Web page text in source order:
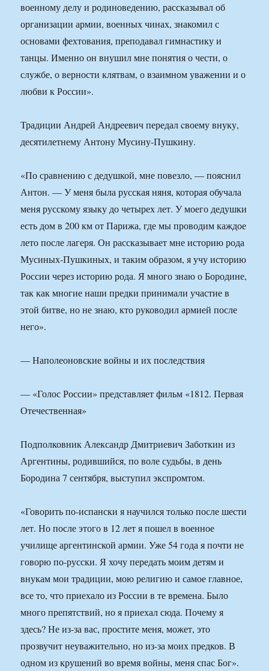
военному делу и родиноведению, рассказывал об
организации армии, военных чинах, знакомил с
основами фехтования, преподавал гимнастику и
танцы. Именно он внушил мне понятия о чести, о
службе, о верности клятвам, о взаимном уважении и о
любви к России».
Традиции Андрей Андреевич передал cвоему внуку,
десятилетнему Антону Мусину-Пушкину.
«По сравнению с дедушкой, мне повезло, — пояснил
Антон. — У меня была русская няня, которая обучала
меня русскому языку до четырех лет. У моего дедушки
есть дом в 200 км от Парижа, где мы проводим каждое
лето после лагеря. Он рассказывает мне историю рода
Мусиных-Пушкиных, и таким образом, я учу историю
России через историю рода. Я много знаю о Бородине,
так как многие наши предки принимали участие в
этой битве, но не знаю, кто руководил армией после
него».
— Наполеоновские войны и их последствия
— «Голос России» представляет фильм «1812. Первая
Отечественная»
Подполковник Александр Дмитриевич Заботкин из
Аргентины, родившийся, по воле судьбы, в день
Бородина 7 сентября, выступил экспромтом.
«Говорить по-испански я научился только после шести
лет. Но после этого в 12 лет я пошел в военное
училище аргентинской армии. Уже 54 года я почти не
говорю по-русски. Я хочу передать моим детям и
внукам мои традиции, мою религию и самое главное,
все то, что приехало из России в те времена. Было
много препятствий, но я приехал сюда. Почему я
здесь? Не из-за вас, простите меня, может, это
прозвучит неуважительно, но из-за моих предков. В
одном из крушений во время войны, меня спас Бог».